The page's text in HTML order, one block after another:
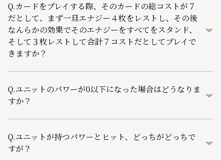
Q.カードをプレイする際、そのカードの総コストが７
だとして、まず一旦エナジー４枚をレストし、その後
なんらかの効果でそのエナジーをすべてをスタンド、
そして３枚レストして合計７コストだとしてプレイで
きますか？
Q.ユニットのパワーが0以下になった場合はどうなりま
すか？
Q.ユニットが持つパワーとヒット、どっちがどっちで
すが？